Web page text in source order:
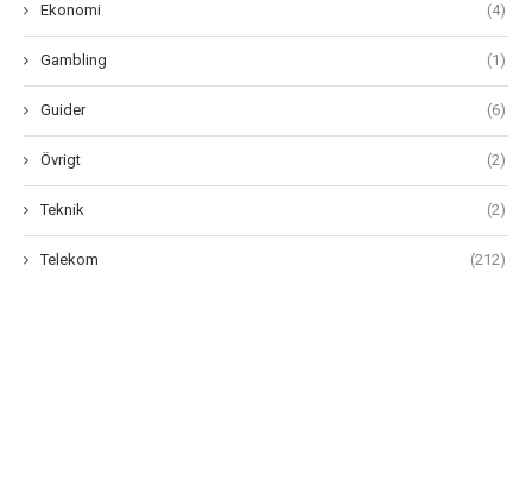
Ekonomi (4)
Gambling (1)
Guider (6)
Övrigt (2)
Teknik (2)
Telekom (212)